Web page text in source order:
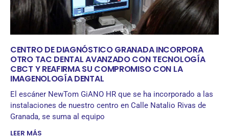
CENTRO DE DIAGNÓSTICO GRANADA INCORPORA
OTRO TAC DENTAL AVANZADO CON TECNOLOGÍA
CBCT Y REAFIRMA SU COMPROMISO CON LA
IMAGENOLOGÍA DENTAL
El escáner NewTom GiANO HR que se ha incorporado a las
instalaciones de nuestro centro en Calle Natalio Rivas de
Granada, se suma al equipo
LEER MÁS